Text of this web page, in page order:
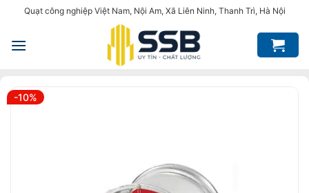
nội
Quạt công nghiệp Việt Nam, Nội Am, Xã Liên Ninh, Thanh Trì, Hà Nội
-10%